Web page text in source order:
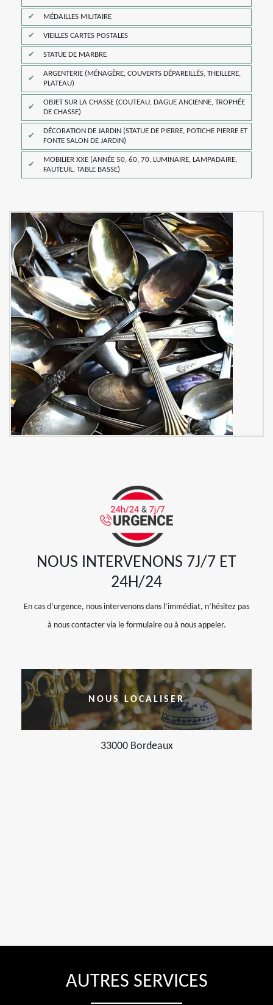
MÉDAILLES MILITAIRE
VIEILLES CARTES POSTALES
STATUE DE MARBRE
ARGENTERIE (MÉNAGÈRE, COUVERTS DÉPAREILLÉS, THEILLERE,
PLATEAU)
OBJET SUR LA CHASSE (COUTEAU, DAGUE ANCIENNE, TROPHÉE
DE CHASSE)
DÉCORATION DE JARDIN (STATUE DE PIERRE, POTICHE PIERRE ET
FONTE SALON DE JARDIN)
MOBILIER XXE (ANNÉE 50, 60, 70, LUMINAIRE, LAMPADAIRE,
FAUTEUIL, TABLE BASSE)
NOUS INTERVENONS 7J/7 ET
24H/24
En cas d’urgence, nous intervenons dans l’immédiat, n’hésitez pas
à nous contacter via le formulaire ou à nous appeler.
NOUS LOCALISER
33000 Bordeaux
AUTRES SERVICES